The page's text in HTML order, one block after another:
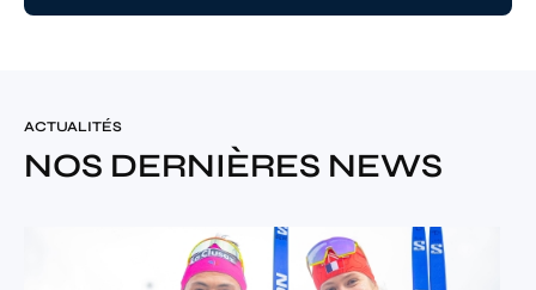
ACTUALITÉS
NOS DERNIÈRES NEWS